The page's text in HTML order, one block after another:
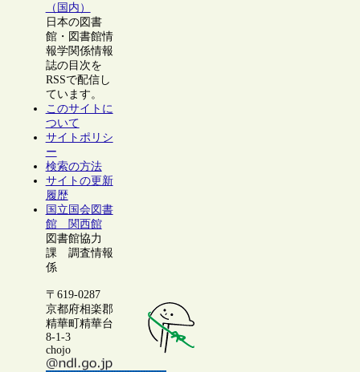
（国内）
日本の図書
館・図書館情
報学関係情報
誌の目次を
RSSで配信し
ています。
このサイトに
ついて
サイトポリシ
ー
検索の方法
サイトの更新
履歴
国立国会図書
館 関西館
図書館協力
課 調査情報
係
〒619-0287
京都府相楽郡
精華町精華台
8-1-3
chojo